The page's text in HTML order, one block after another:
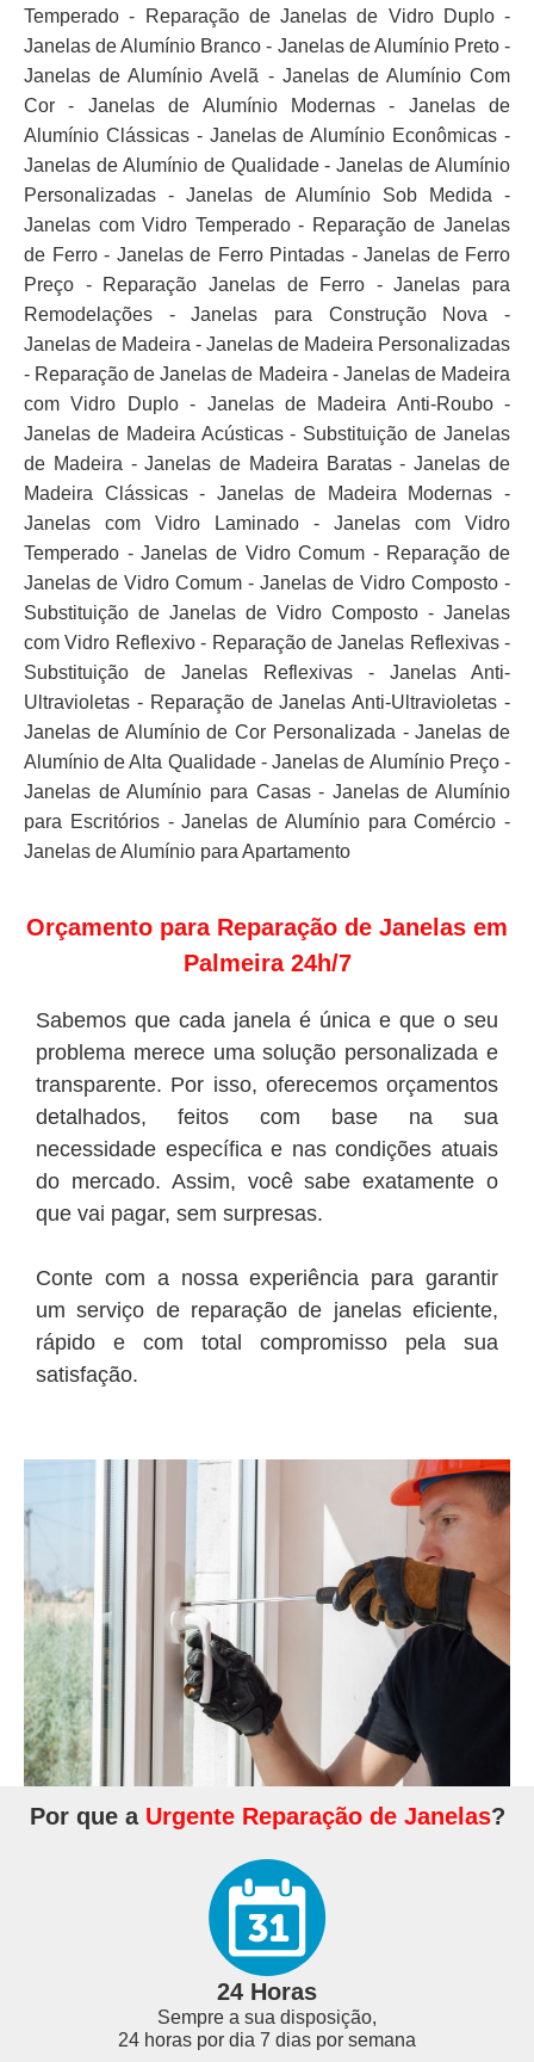
Temperado - Reparação de Janelas de Vidro Duplo -
Janelas de Alumínio Branco - Janelas de Alumínio Preto -
Janelas de Alumínio Avelã - Janelas de Alumínio Com
Cor - Janelas de Alumínio Modernas - Janelas de
Alumínio Clássicas - Janelas de Alumínio Econômicas -
Janelas de Alumínio de Qualidade - Janelas de Alumínio
Personalizadas - Janelas de Alumínio Sob Medida -
Janelas com Vidro Temperado - Reparação de Janelas
de Ferro - Janelas de Ferro Pintadas - Janelas de Ferro
Preço - Reparação Janelas de Ferro - Janelas para
Remodelações - Janelas para Construção Nova -
Janelas de Madeira - Janelas de Madeira Personalizadas
- Reparação de Janelas de Madeira - Janelas de Madeira
com Vidro Duplo - Janelas de Madeira Anti-Roubo -
Janelas de Madeira Acústicas - Substituição de Janelas
de Madeira - Janelas de Madeira Baratas - Janelas de
Madeira Clássicas - Janelas de Madeira Modernas -
Janelas com Vidro Laminado - Janelas com Vidro
Temperado - Janelas de Vidro Comum - Reparação de
Janelas de Vidro Comum - Janelas de Vidro Composto -
Substituição de Janelas de Vidro Composto - Janelas
com Vidro Reflexivo - Reparação de Janelas Reflexivas -
Substituição de Janelas Reflexivas - Janelas Anti-
Ultravioletas - Reparação de Janelas Anti-Ultravioletas -
Janelas de Alumínio de Cor Personalizada - Janelas de
Alumínio de Alta Qualidade - Janelas de Alumínio Preço -
Janelas de Alumínio para Casas - Janelas de Alumínio
para Escritórios - Janelas de Alumínio para Comércio -
Janelas de Alumínio para Apartamento
Orçamento para Reparação de Janelas em
Palmeira 24h/7
Sabemos que cada janela é única e que o seu
problema merece uma solução personalizada e
transparente. Por isso, oferecemos orçamentos
detalhados, feitos com base na sua
necessidade específica e nas condições atuais
do mercado. Assim, você sabe exatamente o
que vai pagar, sem surpresas.
Conte com a nossa experiência para garantir
um serviço de reparação de janelas eficiente,
rápido e com total compromisso pela sua
satisfação.
Por que a Urgente Reparação de Janelas?
24 Horas
Sempre a sua disposição,
24 horas por dia 7 dias por semana